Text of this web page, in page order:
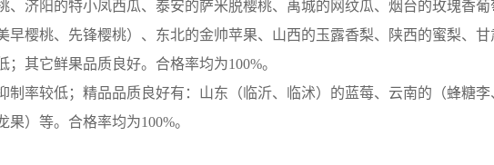
、济阳的特小凤西瓜、泰安的萨米脱樱桃、禹城的网纹瓜、烟台的玫瑰香
樱桃、先锋樱桃）、东北的金帅苹果、山西的玉露香梨、陕西的蜜梨、甘
其它鲜果品质良好。合格率均为100%。
率较低；精品品质良好有：山东（临沂、临沭）的蓝莓、云南的（蜂糖李
）等。合格率均为100%。